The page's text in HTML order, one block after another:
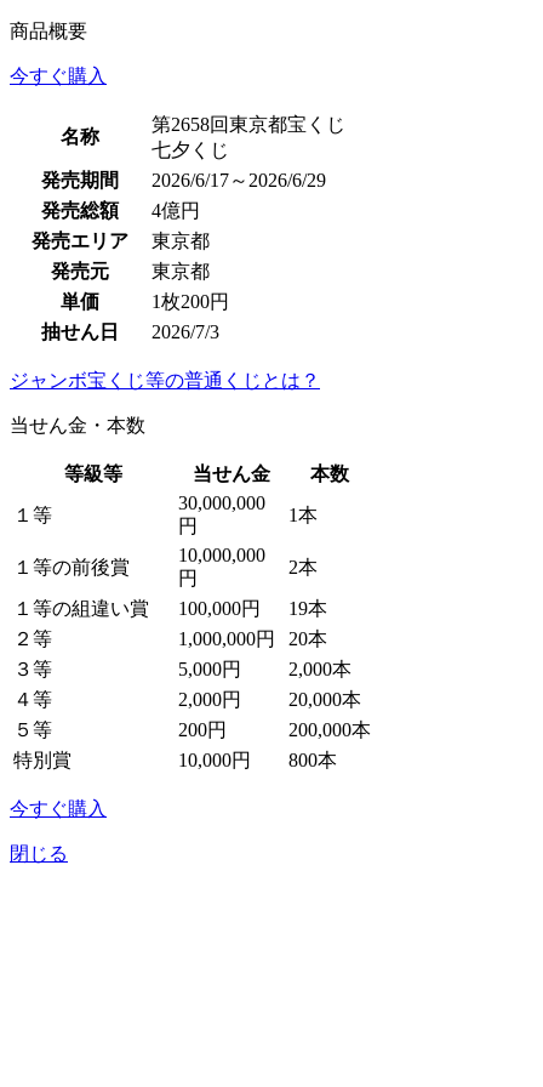
商品概要
今すぐ購入
名称
第2658回東京都宝くじ
七夕くじ
発売期間
2026/6/17～2026/6/29
発売総額
4億円
発売エリア
東京都
発売元
東京都
単価
1枚200円
抽せん日
2026/7/3
ジャンボ宝くじ等の普通くじとは？
当せん金・本数
等級等 当せん金
本数
１等
30,000,000
円
1本
１等の前後賞
10,000,000
円
2本
１等の組違い賞
100,000円
19本
２等
1,000,000円
20本
３等
5,000円
2,000本
４等
2,000円
20,000本
５等
200円
200,000本
特別賞
10,000円 800本
今すぐ購入
閉じる